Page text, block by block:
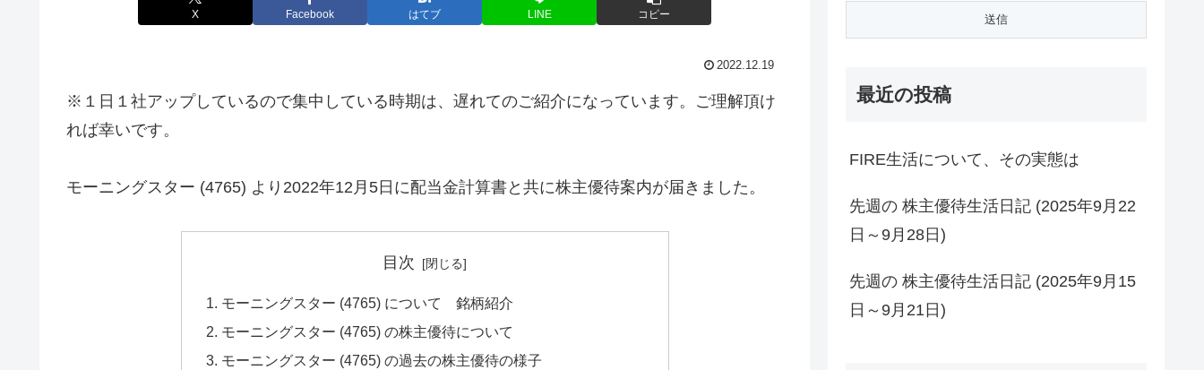
X Facebook はてブ LINE コピー
2022.12.19
※１日１社アップしているので集中している時期は、遅れてのご紹介になっています。ご理解頂け
れば幸いです。
モーニングスター (4765) より2022年12月5日に配当金計算書と共に株主優待案内が届きました。
目次
モーニングスター (4765) について 銘柄紹介
モーニングスター (4765) の株主優待について
モーニングスター (4765) の過去の株主優待の様子
最近の投稿
FIRE生活について、その実態は
先週の 株主優待生活日記 (2025年9月22
日～9月28日)
先週の 株主優待生活日記 (2025年9月15
日～9月21日)